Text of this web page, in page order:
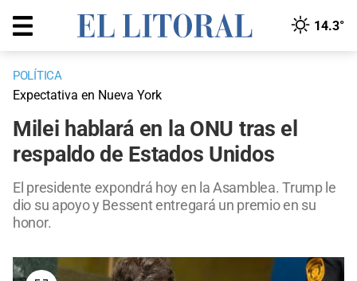
14.3°
POLÍTICA
Expectativa en Nueva York
Milei hablará en la ONU tras el
respaldo de Estados Unidos
El presidente expondrá hoy en la Asamblea. Trump le
dio su apoyo y Bessent entregará un premio en su
honor.